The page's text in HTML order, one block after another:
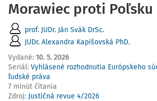
Morawiec proti Poľsku
prof. JUDr. Ján Svák DrSc.
JUDr. Alexandra Kapišovská PhD.
Vydané: 10. 5. 2026
Seriál: Vyhlásené rozhodnutia Európskeho
ľudské práva
7 minút čítania
Zdroj: Justičná revue 4/2026